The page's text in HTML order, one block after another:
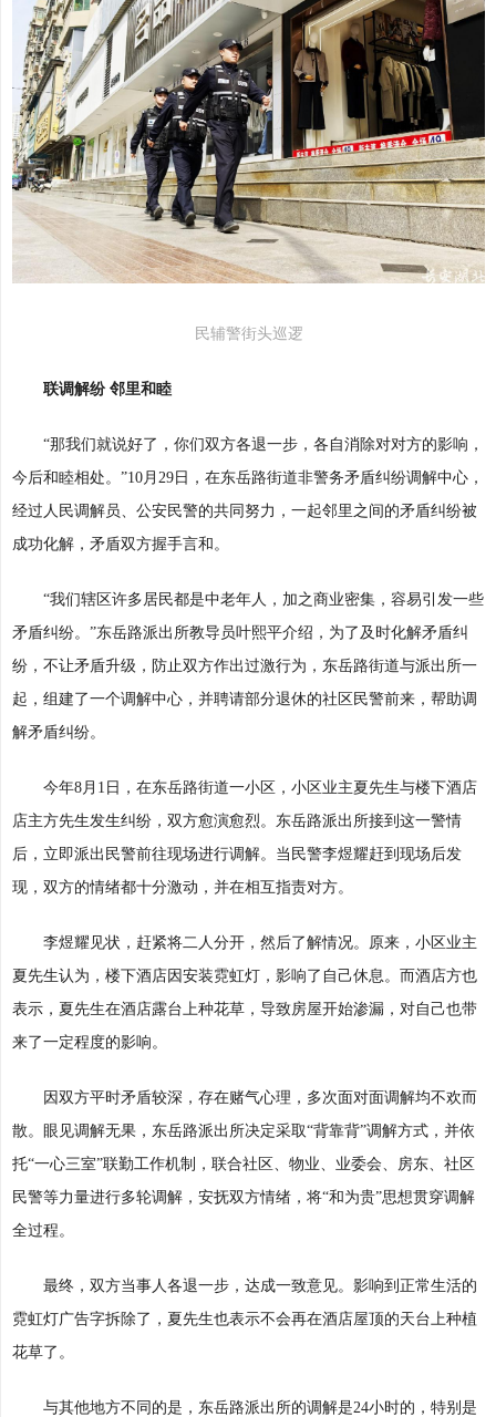
民辅警街头巡逻
联调解纷 邻里和睦
“那我们就说好了，你们双方各退一步，各自消除对对方的影响，
今后和睦相处。”10月29日，在东岳路街道非警务矛盾纠纷调解中心，
经过人民调解员、公安民警的共同努力，一起邻里之间的矛盾纠纷被
成功化解，矛盾双方握手言和。
“我们辖区许多居民都是中老年人，加之商业密集，容易引发一些
矛盾纠纷。”东岳路派出所教导员叶熙平介绍，为了及时化解矛盾纠
纷，不让矛盾升级，防止双方作出过激行为，东岳路街道与派出所一
起，组建了一个调解中心，并聘请部分退休的社区民警前来，帮助调
解矛盾纠纷。
今年8月1日，在东岳路街道一小区，小区业主夏先生与楼下酒店
店主方先生发生纠纷，双方愈演愈烈。东岳路派出所接到这一警情
后，立即派出民警前往现场进行调解。当民警李煜耀赶到现场后发
现，双方的情绪都十分激动，并在相互指责对方。
李煜耀见状，赶紧将二人分开，然后了解情况。原来，小区业主
夏先生认为，楼下酒店因安装霓虹灯，影响了自己休息。而酒店方也
表示，夏先生在酒店露台上种花草，导致房屋开始渗漏，对自己也带
来了一定程度的影响。
因双方平时矛盾较深，存在赌气心理，多次面对面调解均不欢而
散。眼见调解无果，东岳路派出所决定采取“背靠背”调解方式，并依
托“一心三室”联勤工作机制，联合社区、物业、业委会、房东、社区
民警等力量进行多轮调解，安抚双方情绪，将“和为贵”思想贯穿调解
全过程。
最终，双方当事人各退一步，达成一致意见。影响到正常生活的
霓虹灯广告字拆除了，夏先生也表示不会再在酒店屋顶的天台上种植
花草了。
与其他地方不同的是，东岳路派出所的调解是24小时的，特别是